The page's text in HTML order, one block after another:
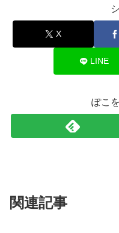
X
LINE
ぽこ
関連記事